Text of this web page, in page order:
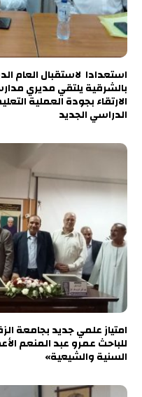
استعدادا لاستقبال العام
بالشرقية يلتقي مديري
الارتقاء بجودة العملية
الدراسي الجديد
امتياز علمي جديد بجامعة
للباحث عمرو عبد المنعم
السنية والشيعية»